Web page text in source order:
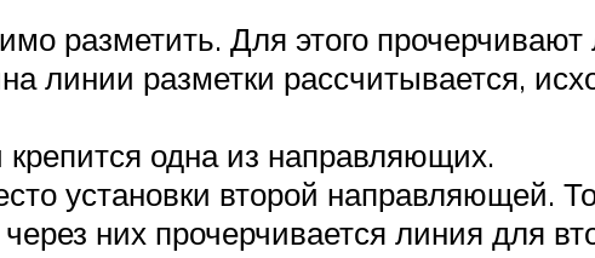
разметить. Для этого
линии разметки рассчитывается,
одна из направляющих.
установки второй направляющей.
них прочерчивается линия для